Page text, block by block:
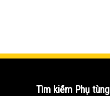
Tìm kiếm Phụ tùng